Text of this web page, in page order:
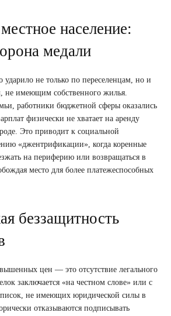
население:
медали
не только по переселенцам, но и
не имеющим собственного жилья.
работники бюджетной сферы оказались
физически не хватает на аренду
Это приводит к социальной
«джентрификации», когда коренные
на периферию или возвращаться в
место для более платежеспособных
беззащитность
цен — это отсутствие легального
заключается «на честном слове» или с
не имеющих юридической силы в
отказываются подписывать